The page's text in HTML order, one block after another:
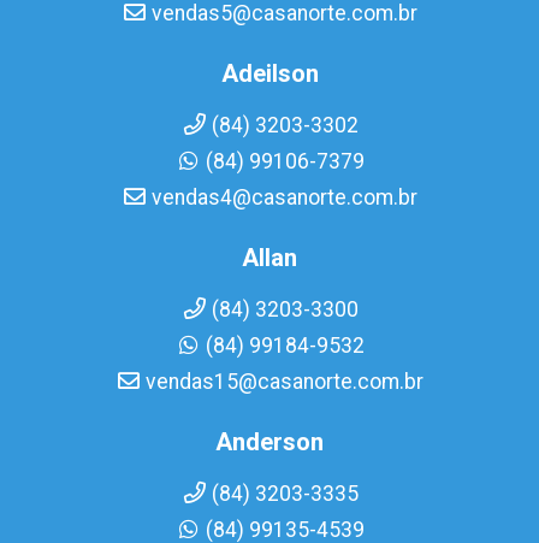
vendas5@casanorte.com.br
Adeilson
(84) 3203-3302
(84) 99106-7379
vendas4@casanorte.com.br
Allan
(84) 3203-3300
(84) 99184-9532
vendas15@casanorte.com.br
Anderson
(84) 3203-3335
(84) 99135-4539